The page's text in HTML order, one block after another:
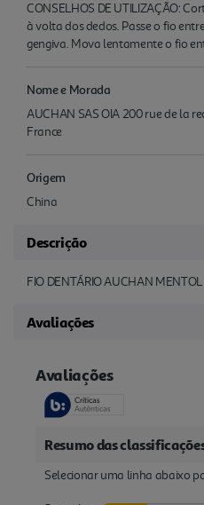
CONSELHOS DE UTILIZAÇÃO:
à volta dos dedos. Passe o fio
gengiva. Mova lentamente o fio
Nome e Morada
AUCHAN SAS OIA 200 rue de la
France
Origem
China
Descrição
FIO DENTÁRIO AUCHAN
Avaliações